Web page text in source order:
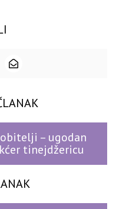
– ugodan
tinejdžericu